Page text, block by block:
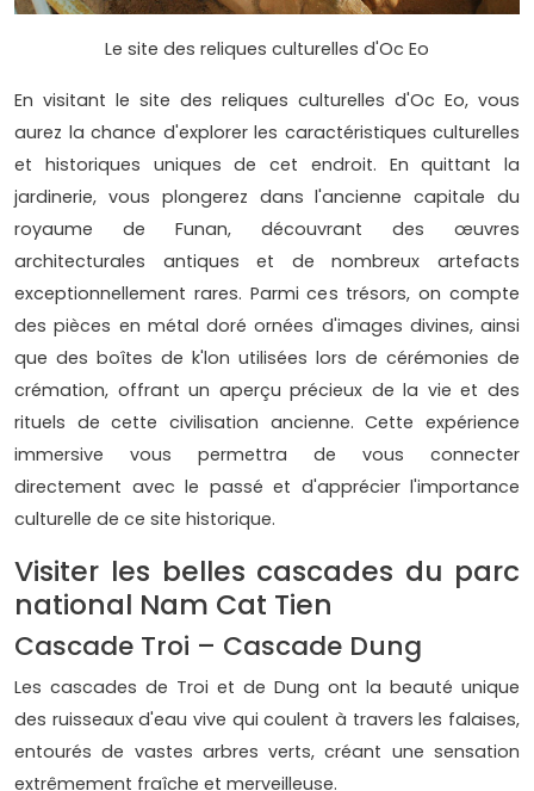
Le site des reliques culturelles d'Oc Eo
En visitant le site des reliques culturelles d'Oc Eo, vous
aurez la chance d'explorer les caractéristiques culturelles
et historiques uniques de cet endroit. En quittant la
jardinerie, vous plongerez dans l'ancienne capitale du
royaume de Funan, découvrant des œuvres
architecturales antiques et de nombreux artefacts
exceptionnellement rares. Parmi ces trésors, on compte
des pièces en métal doré ornées d'images divines, ainsi
que des boîtes de k'lon utilisées lors de cérémonies de
crémation, offrant un aperçu précieux de la vie et des
rituels de cette civilisation ancienne. Cette expérience
immersive vous permettra de vous connecter
directement avec le passé et d'apprécier l'importance
culturelle de ce site historique.
Visiter les belles cascades du parc
national Nam Cat Tien
Cascade Troi – Cascade Dung
Les cascades de Troi et de Dung ont la beauté unique
des ruisseaux d'eau vive qui coulent à travers les falaises,
entourés de vastes arbres verts, créant une sensation
extrêmement fraîche et merveilleuse.